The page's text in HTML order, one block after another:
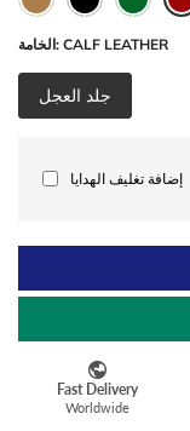
الخامة: CALF LEATHER
جلد العجل
إضافة تغليف الهدايا